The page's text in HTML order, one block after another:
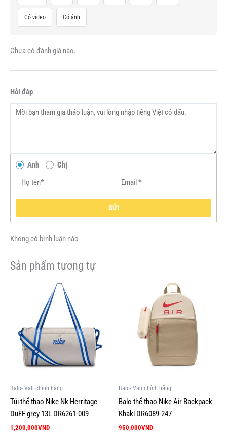
Có video Có ảnh
Chưa có đánh giá nào.
Hỏi đáp
Anh Chị
GỬI
Không có bình luận nào
Sản phẩm tương tự
Balo- Vali chính hãng
Túi thể thao Nike Nk Herritage
DuFF grey 13L DR6261-009
1,200,000VND
nhiều
có
thể
Balo- Vali chính hãng
Balo thể thao Nike Air Backpack
Khaki DR6089-247
950,000VND
có
thể